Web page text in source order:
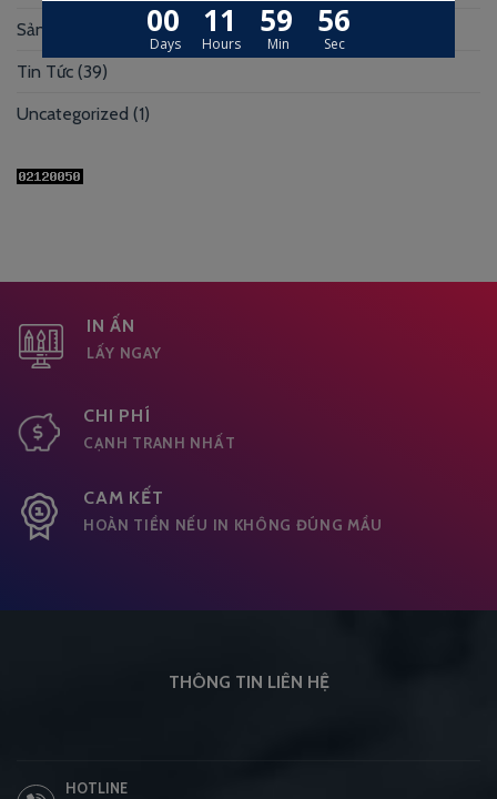
Sản xuất hộp mi
(3)
Tin Tức (39)
Uncategorized (1)
IN ẤN
LẤY NGAY
CHI PHÍ
CẠNH TRANH NHẤT
CAM KẾT
HOÀN TIỀN NẾU IN KHÔNG ĐÚNG MẦU
THÔNG TIN LIÊN HỆ
HOTLINE